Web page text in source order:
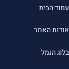
עמוד הבית
אודות האתר
בלוג הנמל